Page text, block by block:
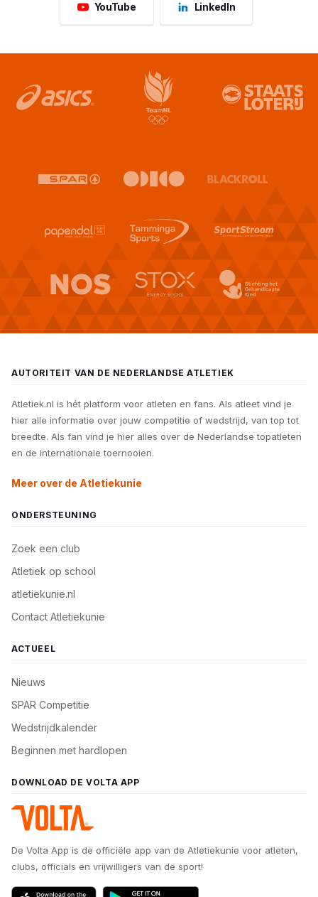
YouTube LinkedIn
AUTORITEIT VAN DE NEDERLANDSE ATLETIEK
Atletiek.nl is hét platform voor atleten en fans. Als atleet vind je
hier alle informatie over jouw competitie of wedstrijd, van top tot
breedte. Als fan vind je hier alles over de Nederlandse topatleten
en de internationale toernooien.
Meer over de Atletiekunie
ONDERSTEUNING
Zoek een club
Atletiek op school
atletiekunie.nl
Contact Atletiekunie
ACTUEEL
Nieuws
SPAR Competitie
Wedstrijdkalender
Beginnen met hardlopen
DOWNLOAD DE VOLTA APP
De Volta App is de officiële app van de Atletiekunie voor atleten,
clubs, officials en vrijwilligers van de sport!